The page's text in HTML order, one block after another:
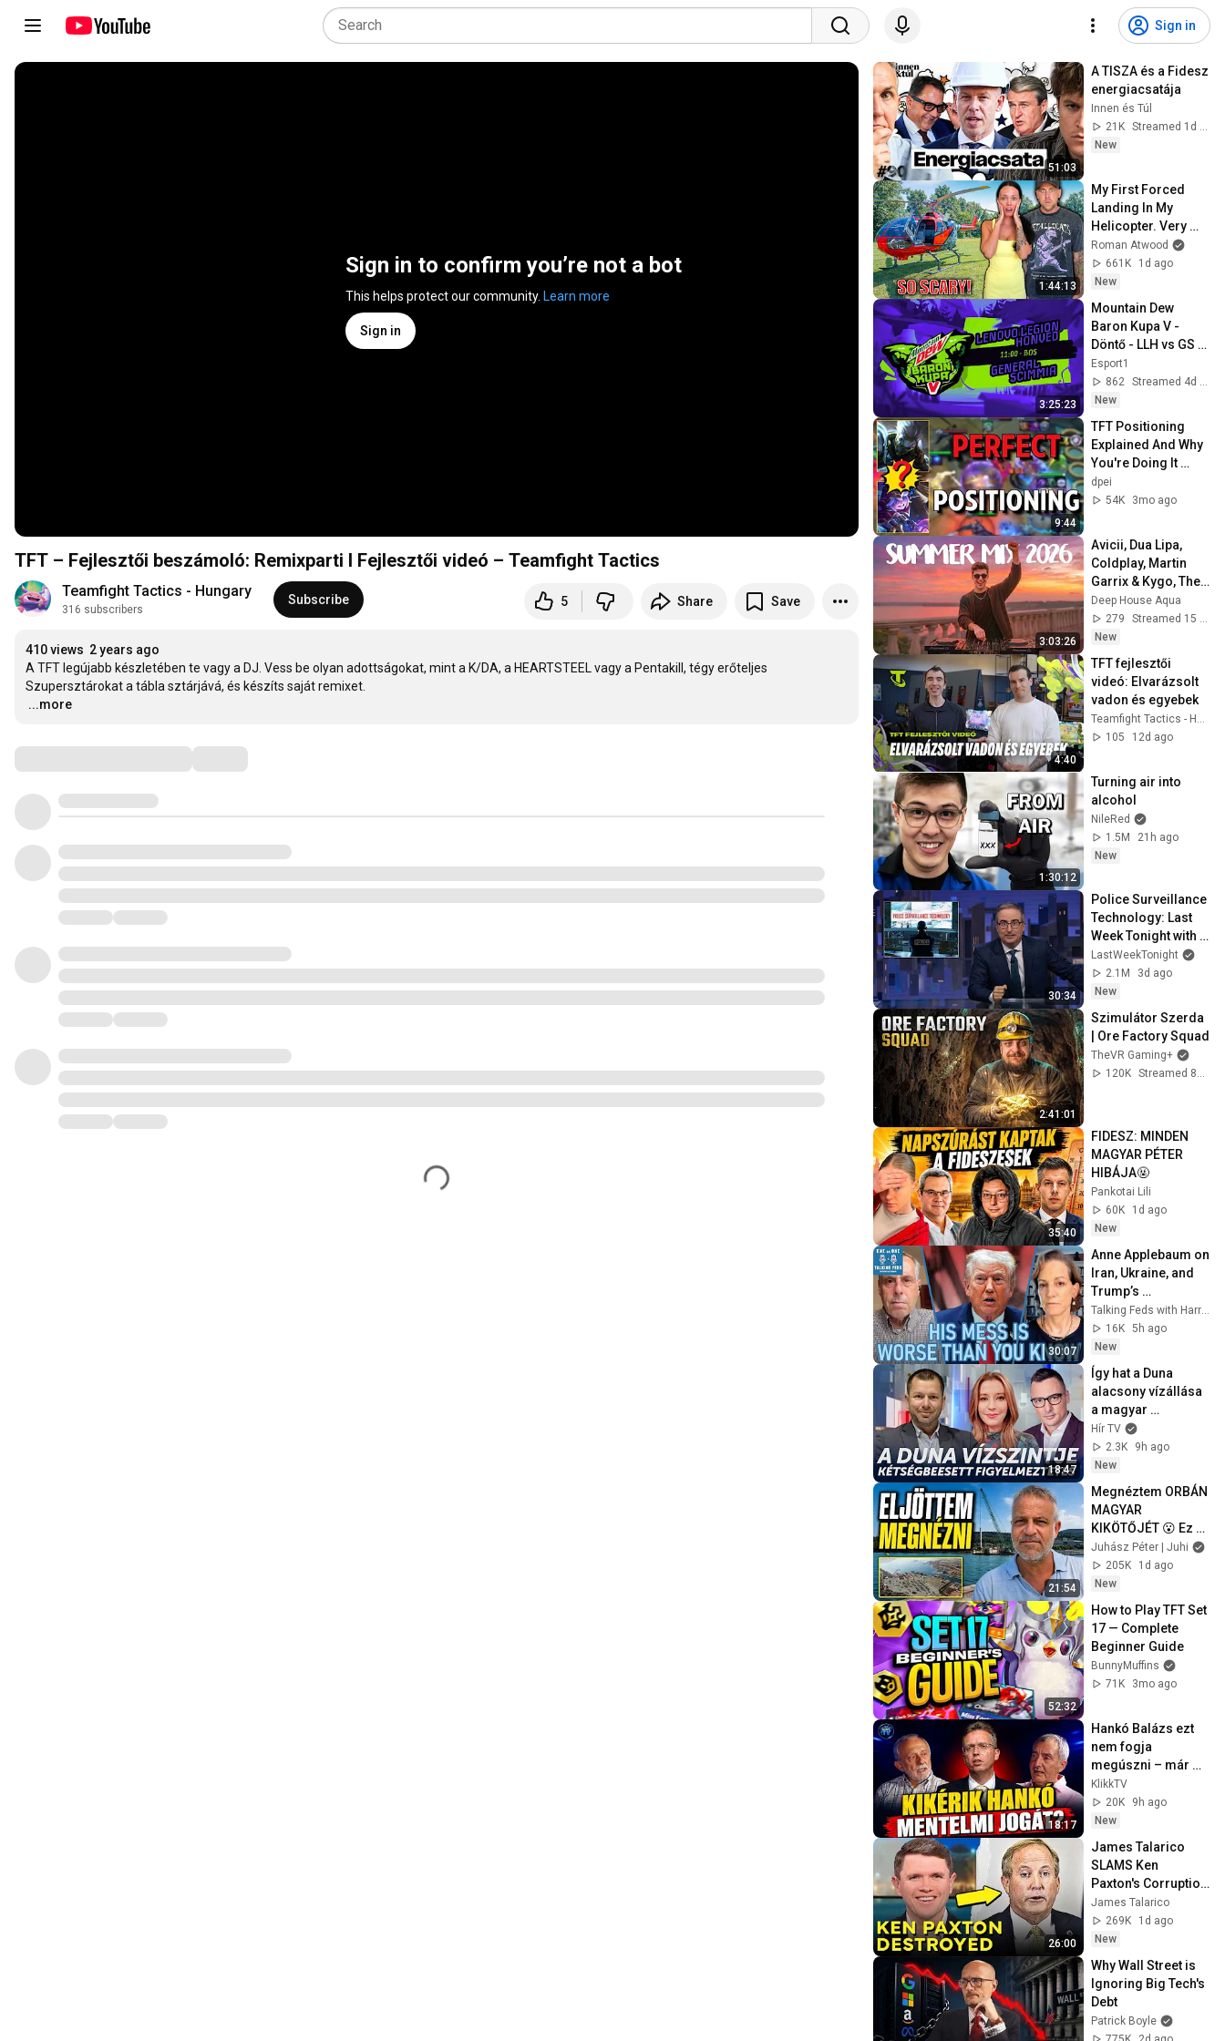
Sign in
Sign in to confirm you’re not a bot
This helps protect our community. Learn more
Sign in
TFT – Fejlesztői beszámoló: Remixparti I Fejlesztői videó – Teamfight Tactics
Teamfight Tactics - Hungary
316 subscribers
Subscribe 5 Share Save
410 views 2 years ago
A TFT legújabb készletében te vagy a DJ. Vess be olyan adottságokat, mint a K/DA, a HEARTSTEEL vagy a Pentakill, tégy erőteljes
…
...more
51:03
A TISZA és a Fidesz
energiacsatája
Innen és Túl
21K
Streamed 1d ago
New
1:44:13
My First Forced
Landing In My
Helicopter. Very
Scary Experience
But Everyone Is
Safe! Needs FIxed!
Roman Atwood
661K
1d ago
New
3:25:23
Mountain Dew
Baron Kupa V -
Döntő - LLH vs GS
(Bo5)
Esport1
862
Streamed 4d ago
New
9:44
TFT Positioning
Explained And Why
You're Doing It
Wrong | TFT
Fundamentals
dpei
54K
3mo ago
3:03:26
Avicii, Dua Lipa,
Coldplay, Martin
Garrix & Kygo, The
Chainsmokers
Style - SUMMER
DEEP HOUSE Mix
Deep House Aqua
279
New
4:40
TFT fejlesztői
videó: Elvarázsolt
vadon és egyebek
105
12d ago
1:30:12
Turning air into
alcohol
NileRed
1.5M
21h ago
New
30:34
Police Surveillance
Technology: Last
Week Tonight with
John Oliver (HBO)
LastWeekTonight
2.1M
3d ago
New
2:41:01
Szimulátor Szerda
| Ore Factory Squad
TheVR Gaming+
120K
Streamed 8d ago
35:40
FIDESZ: MINDEN
MAGYAR PÉTER
HIBÁJA🤬
Pankotai Lili
60K
1d ago
New
30:07
Anne Applebaum on
Iran, Ukraine, and
Trump’s
Kleptocracy
Talking Feds with Harry Litman
16K 5h ago
New
18:47
Így hat a Duna
alacsony vízállása
a magyar
energiaellátásra -
HírTV
Hír TV
2.3K
9h ago
New
21:54
Megnéztem ORBÁN
MAGYAR
KIKÖTŐJÉT 😮 Ez
épült Triesztben 7
év alatt 🤨
Juhász Péter | Juhi
205K
1d ago
New
52:32
How to Play TFT Set
17 — Complete
Beginner Guide
BunnyMuffins
71K
3mo ago
18:17
Hankó Balázs ezt
nem fogja
megúszni – már
csak napok
kérdése
KlikkTV
20K
9h ago
New
26:00
James Talarico
SLAMS Ken
Paxton's Corruption
LIVE ON AIR
James Talarico
269K
1d ago
New
Why Wall Street is
Ignoring Big Tech's
Debt
Patrick Boyle